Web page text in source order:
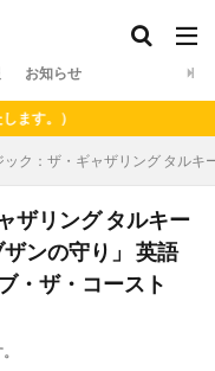
お知らせ
）
ック：ザ・ギャザリング タル
ザリング タルキー
ンの守り」 英語
・ザ・コースト